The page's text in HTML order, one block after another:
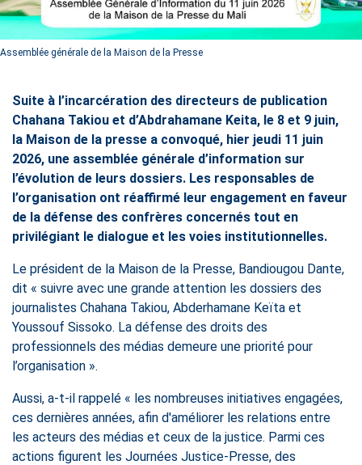
Assemblée générale de la Maison de la Presse
Suite à l’incarcération des directeurs de publication
Chahana Takiou et d’Abdrahamane Keita, le 8 et 9 juin,
la Maison de la presse a convoqué, hier jeudi 11 juin
2026, une assemblée générale d’information sur
l’évolution de leurs dossiers. Les responsables de
l’organisation ont réaffirmé leur engagement en faveur
de la défense des confrères concernés tout en
privilégiant le dialogue et les voies institutionnelles.
Le président de la Maison de la Presse, Bandiougou Dante,
dit « suivre avec une grande attention les dossiers des
journalistes Chahana Takiou, Abderhamane Keïta et
Youssouf Sissoko. La défense des droits des
professionnels des médias demeure une priorité pour
l’organisation ».
Aussi, a-t-il rappelé « les nombreuses initiatives engagées,
ces dernières années, afin d'améliorer les relations entre
les acteurs des médias et ceux de la justice. Parmi ces
actions figurent les Journées Justice-Presse, des